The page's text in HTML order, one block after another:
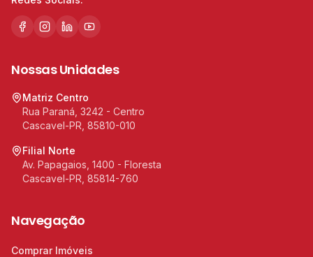
Nossas Unidades
Matriz Centro
Rua Paraná, 3242 - Centro
Cascavel-PR, 85810-010
Filial Norte
Av. Papagaios, 1400 - Floresta
Cascavel-PR, 85814-760
Navegação
Comprar Imóveis